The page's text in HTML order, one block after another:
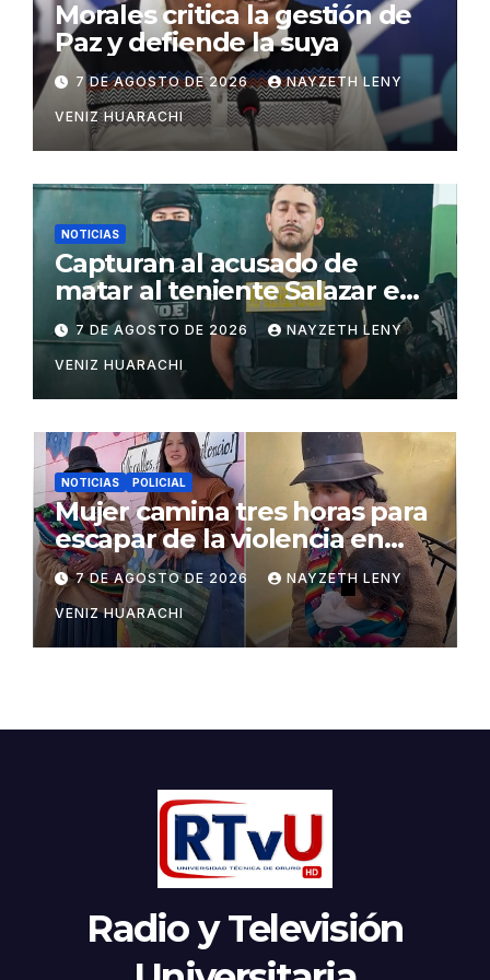
Morales critica la gestión de
Paz y defiende la suya
7 DE AGOSTO DE 2026 NAYZETH LENY
VENIZ HUARACHI
NOTICIAS
Capturan al acusado de
matar al teniente Salazar en
San Matías
7 DE AGOSTO DE 2026 NAYZETH LENY
VENIZ HUARACHI
NOTICIAS POLICIAL
Mujer camina tres horas para
escapar de la violencia en
Potosí
7 DE AGOSTO DE 2026 NAYZETH LENY
VENIZ HUARACHI
Radio y Televisión